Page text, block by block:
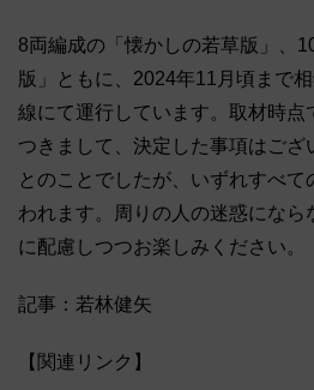
8両編成の「懐かしの若草版」、
版」ともに、2024年11月頃まで
線にて運行しています。取材時点
つきまして、決定した事項はござ
とのことでしたが、いずれすべて
われます。周りの人の迷惑になら
に配慮しつつお楽しみください。
記事：若林健矢
【関連リンク】